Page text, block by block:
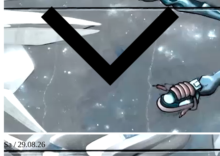
Sa / 29.08.26